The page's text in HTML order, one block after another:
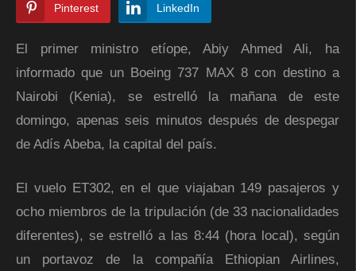
Pinterest LinkedIn
El primer ministro etíope, Abiy Ahmed Ali, ha
informado que un Boeing 737 MAX 8 con destino a
Nairobi (Kenia), se estrelló la mañana de este
domingo, apenas seis minutos después de despegar
de Adís Abeba, la capital del país.
El vuelo ET302, en el que viajaban 149 pasajeros y
ocho miembros de la tripulación (de 33 nacionalidades
diferentes), se estrelló a las 8:44 (hora local), según
un portavoz de la compañía Ethiopian Airlines,